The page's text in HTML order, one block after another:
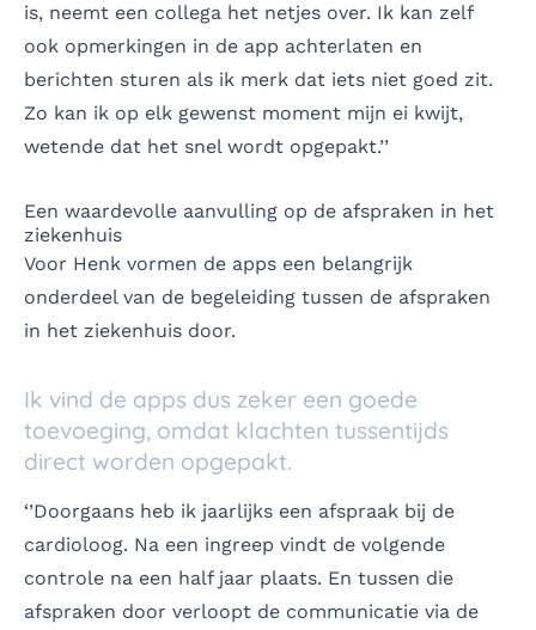
is, neemt een collega het netjes over. Ik kan zelf
ook opmerkingen in de app achterlaten en
berichten sturen als ik merk dat iets niet goed zit.
Zo kan ik op elk gewenst moment mijn ei kwijt,
wetende dat het snel wordt opgepakt.’’
Een waardevolle aanvulling op de afspraken in het
ziekenhuis
Voor Henk vormen de apps een belangrijk
onderdeel van de begeleiding tussen de afspraken
in het ziekenhuis door.
Ik vind de apps dus zeker een goede
toevoeging, omdat klachten tussentijds
direct worden opgepakt.
‘’Doorgaans heb ik jaarlijks een afspraak bij de
cardioloog. Na een ingreep vindt de volgende
controle na een half jaar plaats. En tussen die
afspraken door verloopt de communicatie via de